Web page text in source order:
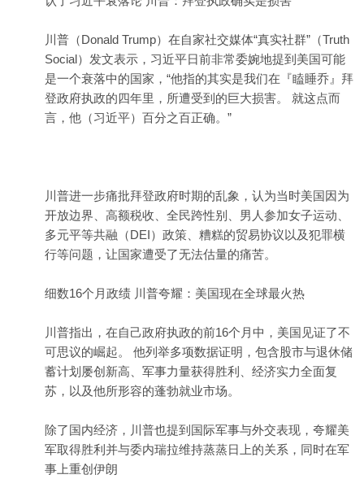
川普（Donald Trump）在自家社交媒体“真实社群”（Truth
Social）发文表示，习近平日前非常委婉地提到美国可能
是一个衰落中的国家，“他指的其实是我们在『瞌睡乔』拜
登政府执政的四年里，所遭受到的巨大损害。 就这点而
言，他（习近平）百分之百正确。”
川普进一步痛批拜登政府时期的乱象，认为当时美国因为
开放边界、高额税收、全民跨性别、男人参加女子运动、
多元平等共融（DEI）政策、糟糕的贸易协议以及犯罪横
行等问题，让国家遭受了无法估量的痛苦。
细数16个月政绩 川普夸耀：美国现在全球最火热
川普指出，在自己政府执政的前16个月中，美国见证了不
可思议的崛起。 他列举多项数据证明，包含股市与退休储
蓄计划屡创新高、军事力量获得胜利、经济实力全面复
苏，以及他所形容的蓬勃就业市场。
除了国内经济，川普也提到国际军事与外交表现，夸耀美
军取得胜利并与委内瑞拉维持蒸蒸日上的关系，同时在军
事上重创伊朗